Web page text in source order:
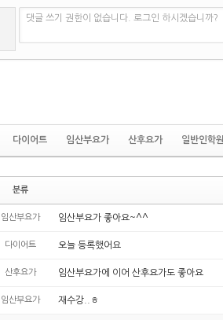
댓글 쓰기 권한이 없습니다. 로그인 하시겠습니까?
다이어트 임산부요가 산후요가 일반인학원
분류
임산부요가 임산부요가 좋아요~^^
다이어트 오늘 등록했어요
산후요가 임산부요가에 이어 산후요가도 좋아요
임산부요가 재수강..ㅎ